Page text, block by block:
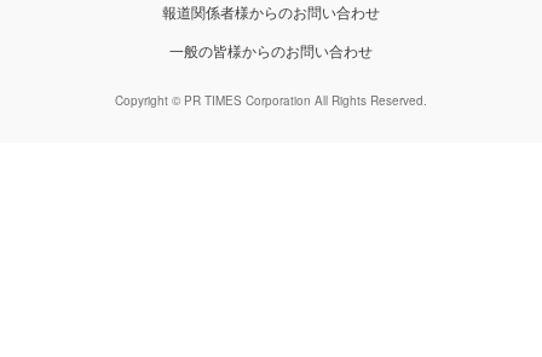
報道関係者様からのお問い合わせ
一般の皆様からのお問い合わせ
Copyright © PR TIMES Corporation All Rights Reserved.